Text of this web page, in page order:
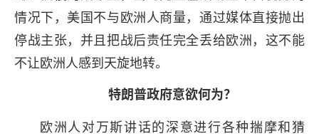
情况下，美国不与欧洲人商量，通过媒体直接抛出
停战主张，并且把战后责任完全丢给欧洲，这不能
不让欧洲人感到天旋地转。
特朗普政府意欲何为？
欧洲人对万斯讲话的深意进行各种揣摩和猜